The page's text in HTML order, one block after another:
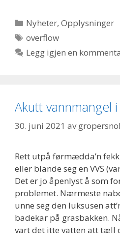
Kategorier
Nyheter,Opplysninger
Stikkord
overflow
Legg igjen en
Akutt vannmangel i
30. juni 2021 av
Rett utpå førmædda’n
eller blande seg en VVS
Det er jo åpenlyst å som
problemet. Nærmeste
unne seg den luksusen
badekar på grasbakken.
vart det itte vatten att tæll